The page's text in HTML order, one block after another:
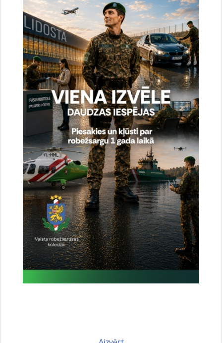
Reģistrē unikālu ID, kas tiek izmantots
statistisko datu iegūšanai par to, kā
apmeklētājs izmanto vietni.
2 gadi
_gat
Statistikas sīkdatnes (nepieciešamas, lai
uzlabotu vietnes darbību un
pakalpojumus)
Izmanto Google Analytics, lai samazinātu
pieprasījuma līmeni.
1 minūte
_gid
Statistikas sīkdatnes (nepieciešamas, lai
uzlabotu vietnes darbību un